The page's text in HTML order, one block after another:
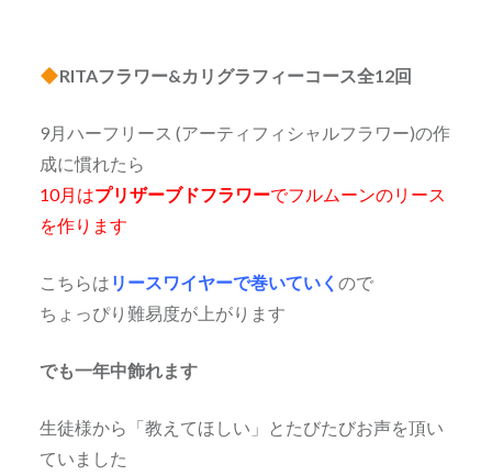
RITAフラワー&カリグラフィーコース全12回
9月ハーフリース (アーティフィシャルフラワー)の作
成に慣れたら
10月はプリザーブドフラワーでフルムーンのリース
を作ります
こちらは リースワイヤーで巻いていく ので
ちょっぴり難易度が上がります
でも一年中飾れます
生徒様から「教えてほしい」とたびたびお声を頂い
ていました